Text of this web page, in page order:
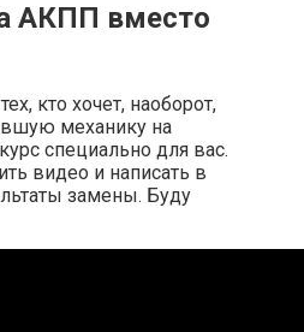
АКПП вместо
кто хочет, наоборот,
механику на
специально для вас.
видео и написать в
замены. Буду